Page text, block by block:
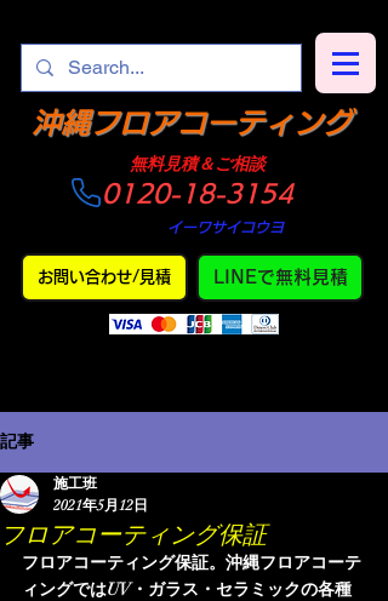
​沖縄フロアコーティング
​無料見積＆ご相談
0120-18-3154
イーワサイコウヨ
お問い合わせ/見積 LINEで無料見積
記事
フロアコーティング保証
施工班
2021年5月12日
フロアコーティング保証。沖縄フロアコーテ
ィングではUV・ガラス・セラミックの各種